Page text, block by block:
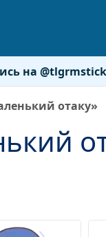
на
отаку»